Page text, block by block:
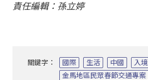
責任編輯：孫立婷
關鍵字： 國際 生活 中國 入境
金馬地區民眾春節交通專案